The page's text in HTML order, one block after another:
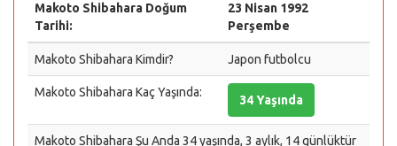
Makoto Shibahara Doğum
Tarihi:
23 Nisan 1992
Perşembe
Makoto Shibahara Kimdir? Japon futbolcu
Makoto Shibahara Kaç Yaşında:
34 Yaşında
Makoto Shibahara Şu Anda 34 yaşında, 3 aylık, 14 günlüktür